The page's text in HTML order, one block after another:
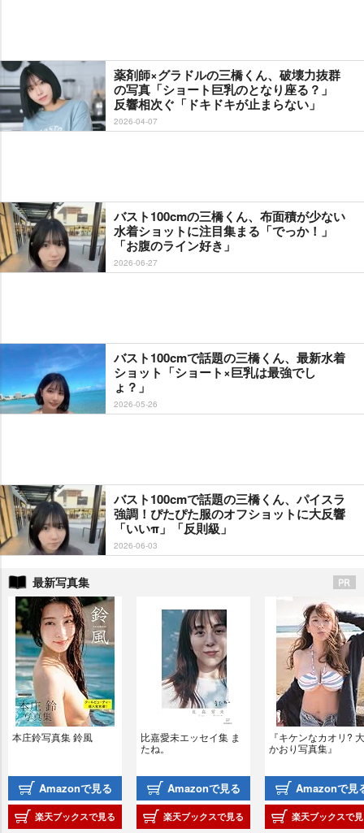
薬剤師×グラドルの三橋くん、破壊力抜群
の写真「ショート巨乳のとなり座る？」
反響相次ぐ「ドキドキが止まらない」
2026-04-07
バスト100cmの三橋くん、布面積が少ない
水着ショットに注目集まる「でっか！」
「お腹のライン好き」
2026-06-27
バスト100cmで話題の三橋くん、最新水着
ショット「ショート×巨乳は最強でし
ょ？」
2026-05-26
バスト100cmで話題の三橋くん、パイスラ
強調！ぴたぴた服のオフショットに大反響
「いいπ」「反則級」
2026-06-03
最新写真集
本庄鈴写真集 鈴風
Amazonで見る
楽天ブックスで見る
比嘉愛未エッセイ集 ま
たね。
Amazonで見る
楽天ブックスで見る
『キケンなカオリ?
かおり写真集』
Amazonで見
楽天ブックスで